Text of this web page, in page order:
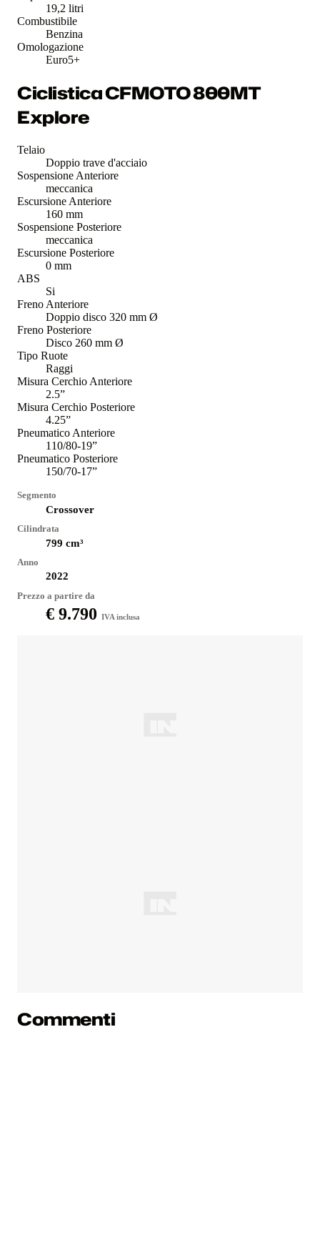
19,2 litri
Combustibile
Benzina
Omologazione
Euro5+
Ciclistica CFMOTO 800MT
Explore
Telaio
Doppio trave d'acciaio
Sospensione Anteriore
meccanica
Escursione Anteriore
160 mm
Sospensione Posteriore
meccanica
Escursione Posteriore
0 mm
ABS
Si
Freno Anteriore
Doppio disco 320 mm Ø
Freno Posteriore
Disco 260 mm Ø
Tipo Ruote
Raggi
Misura Cerchio Anteriore
2.5”
Misura Cerchio Posteriore
4.25”
Pneumatico Anteriore
110/80-19”
Pneumatico Posteriore
150/70-17”
Segmento
Crossover
Cilindrata
799 cm³
Anno
2022
Prezzo a partire da
€ 9.790 IVA inclusa
Commenti